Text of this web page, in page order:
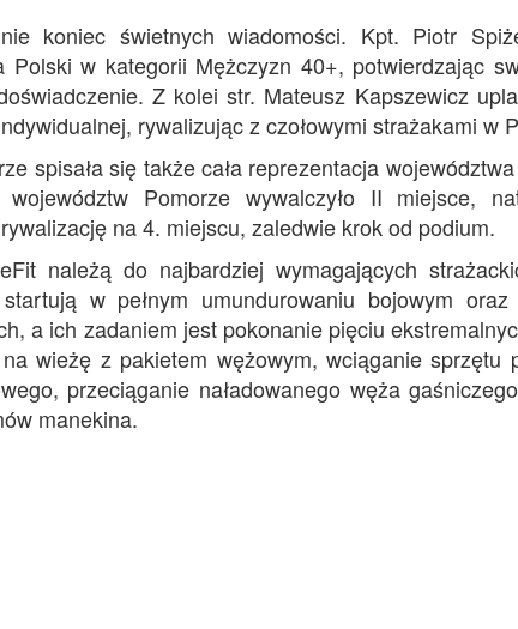
koniec świetnych wiadomości. Kpt. Piotr
Polski w kategorii Mężczyzn 40+, potwierdzając
Z kolei str. Mateusz Kapszewicz
rywalizując z czołowymi strażakami w
spisała się także cała reprezentacja
województw Pomorze wywalczyło II miejsce,
na 4. miejscu, zaledwie krok od podium.
należą do najbardziej wymagających
w pełnym umundurowaniu bojowym
a ich zadaniem jest pokonanie pięciu
wieżę z pakietem wężowym, wciąganie sprzętu
przeciąganie naładowanego węża
manekina.